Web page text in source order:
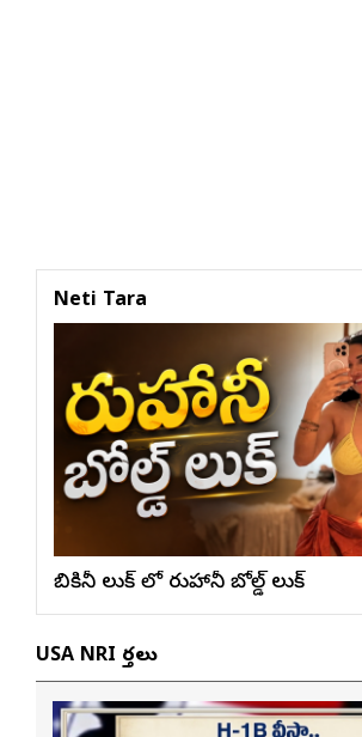
Neti Tara
బికినీ లుక్ లో రుహానీ బోల్డ్ లుక్
USA NRI వార్తలు